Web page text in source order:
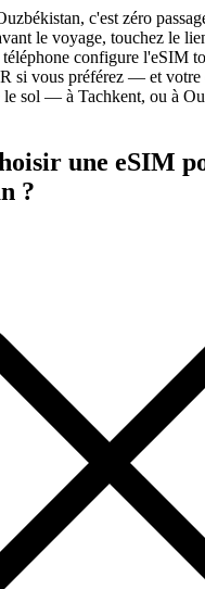
c'est zéro
le voyage, touchez le
téléphone configure l'eSIM
si vous préférez — et votre
sol — à Tachkent, ou à
une eSIM
?